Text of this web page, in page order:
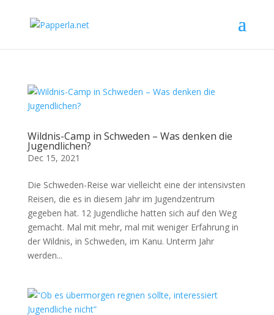
Wildnis-Camp in Schweden – Was denken die
Jugendlichen?
Dec 15, 2021
Die Schweden-Reise war vielleicht eine der intensivsten
Reisen, die es in diesem Jahr im Jugendzentrum
gegeben hat. 12 Jugendliche hatten sich auf den Weg
gemacht. Mal mit mehr, mal mit weniger Erfahrung in
der Wildnis, in Schweden, im Kanu. Unterm Jahr
werden...